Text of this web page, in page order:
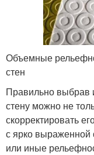
Объемные
стен
Правильно выбрав
стену можно не
скорректировать
с ярко выраженной
или иные